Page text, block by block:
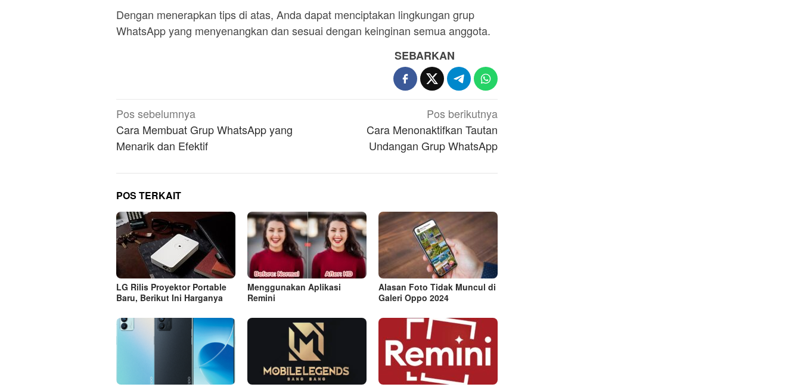
Dengan menerapkan tips di atas, Anda dapat menciptakan lingkungan grup
WhatsApp yang menyenangkan dan sesuai dengan keinginan semua anggota.
SEBARKAN
Navigasi
pos
Pos sebelumnya
Cara Membuat Grup WhatsApp yang
Menarik dan Efektif
Pos berikutnya
Cara Menonaktifkan Tautan
Undangan Grup WhatsApp
POS TERKAIT
LG Rilis Proyektor Portable
Baru, Berikut Ini Harganya
Menggunakan Aplikasi
Remini
Alasan Foto Tidak Muncul di
Galeri Oppo 2024